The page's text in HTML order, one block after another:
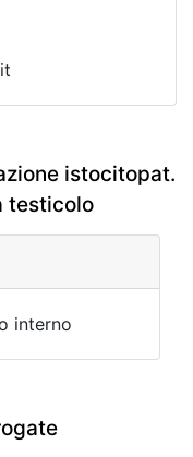
istocitopat.
testicolo
interno